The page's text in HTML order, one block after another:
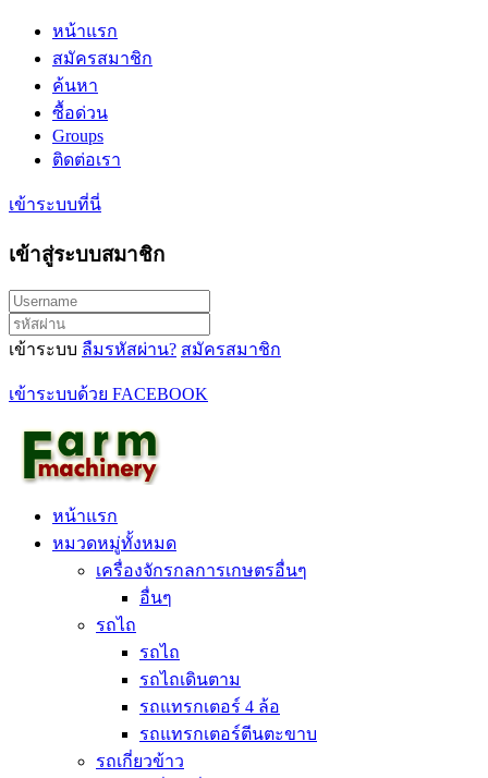
หน้าแรก
สมัครสมาชิก
ค้นหา
ซื้อด่วน
Groups
ติดต่อเรา
เข้าระบบที่นี่
เข้าสู่ระบบสมาชิก
เข้าระบบ ลืมรหัสผ่าน? สมัครสมาชิก
เข้าระบบด้วย FACEBOOK
หน้าแรก
หมวดหมู่ทั้งหมด
เครื่องจักรกลการเกษตรอื่นๆ
อื่นๆ
รถไถ
รถไถ
รถไถเดินตาม
รถแทรกเตอร์ 4 ล้อ
รถแทรกเตอร์ตีนตะขาบ
รถเกี่ยวข้าว